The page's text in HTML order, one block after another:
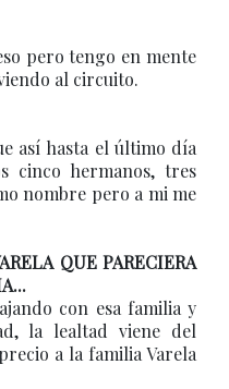
pero tengo en mente
al circuito.
así hasta el último día
cinco hermanos, tres
nombre pero a mi me
QUE PARECIERA
con esa familia y
la lealtad viene del
a la familia Varela